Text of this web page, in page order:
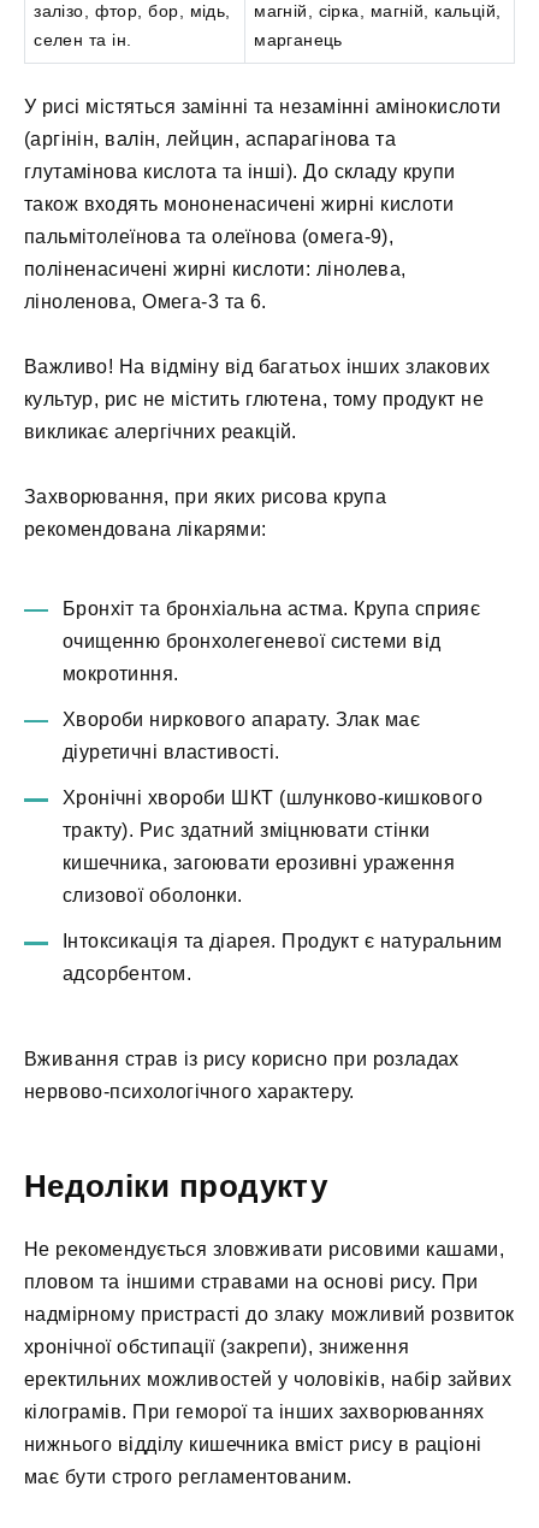
залізо, фтор, бор, мідь,
селен та ін.
магній, сірка, магній, кальцій,
марганець
У рисі містяться замінні та незамінні амінокислоти
(аргінін, валін, лейцин, аспарагінова та
глутамінова кислота та інші). До складу крупи
також входять мононенасичені жирні кислоти
пальмітолеїнова та олеїнова (омега-9),
поліненасичені жирні кислоти: лінолева,
ліноленова, Омега-3 та 6.
Важливо! На відміну від багатьох інших злакових
культур, рис не містить глютена, тому продукт не
викликає алергічних реакцій.
Захворювання, при яких рисова крупа
рекомендована лікарями:
Бронхіт та бронхіальна астма. Крупа сприяє
очищенню бронхолегеневої системи від
мокротиння.
Хвороби ниркового апарату. Злак має
діуретичні властивості.
Хронічні хвороби ШКТ (шлунково-кишкового
тракту). Рис здатний зміцнювати стінки
кишечника, загоювати ерозивні ураження
слизової оболонки.
Інтоксикація та діарея. Продукт є натуральним
адсорбентом.
Вживання страв із рису корисно при розладах
нервово-психологічного характеру.
Недоліки продукту
Не рекомендується зловживати рисовими кашами,
пловом та іншими стравами на основі рису. При
надмірному пристрасті до злаку можливий розвиток
хронічної обстипації (закрепи), зниження
еректильних можливостей у чоловіків, набір зайвих
кілограмів. При геморої та інших захворюваннях
нижнього відділу кишечника вміст рису в раціоні
має бути строго регламентованим.